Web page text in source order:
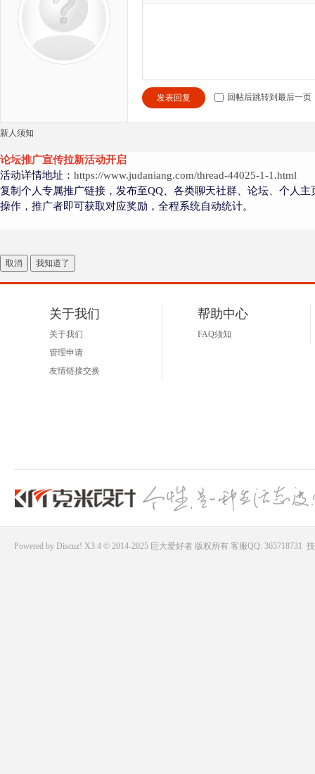
发表回复 回帖后跳转到最后一页
新人须知
论坛推广宣传拉新活动开启
活动详情地址： https://www.judaniang.com/thread-44025-1-1.html
复制个人专属推广链接，发布至QQ、各类聊天社群、论坛、个人
操作，推广者即可获取对应奖励，全程系统自动统计。
取消 我知道了
关于我们
关于我们
管理申请
友情链接交换
帮助中心
FAQ须知
Powered by Discuz! X3.4 © 2014-2025 巨大爱好者版权所有 客服QQ: 365718731